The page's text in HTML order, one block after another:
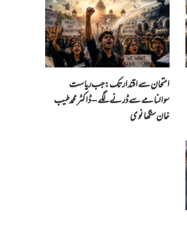
امتحان سے اقتدار تک: جب ریاست
سوالنامے سے ڈرنے لگے – ڈاکٹر محمد طیب
خان سنگھانوی